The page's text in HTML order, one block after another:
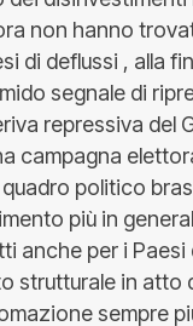
non hanno
di deflussi , alla
segnale di
repressiva del
campagna
politico
più in
anche per i Paesi
strutturale in atto
sempre